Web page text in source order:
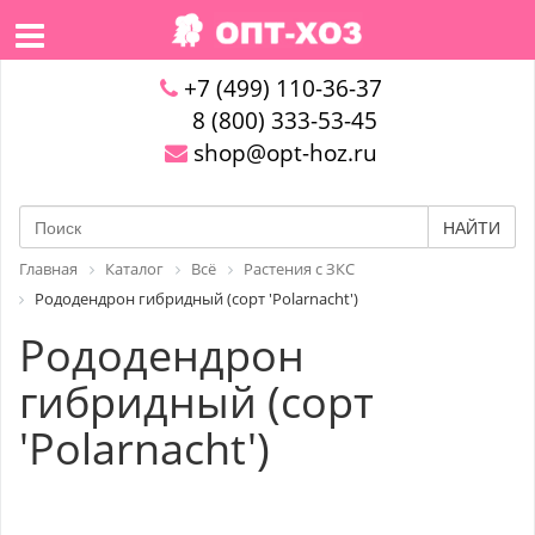
+7 (499) 110-36-37
8 (800) 333-53-45
shop@opt-hoz.ru
НАЙТИ
Главная Каталог Всё
Растения с ЗКС
Рододендрон гибридный (сорт 'Polarnacht')
Рододендрон
гибридный (сорт
'Polarnacht')